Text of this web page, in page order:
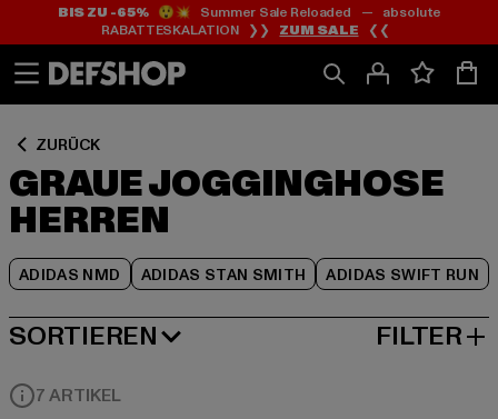
Zum
Inhalt
springen
Zum
Fußzeile
springen
BIS ZU -65%😲💥 Summer Sale Reloaded — absolute
RABATTESKALATION ❯❯ ZUM SALE ❮❮
ZURÜCK
GRAUE JOGGINGHOSE
HERREN
ADIDAS NMD ADIDAS STAN SMITH ADIDAS SWIFT RUN
Zum
Produktraster
springen
SORTIEREN
BELIEBTESTE FILTER
7 ARTIKEL